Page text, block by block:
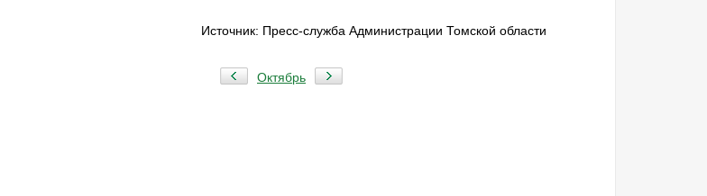
Источник: Пресс-служба Администрации Томской области
Октябрь